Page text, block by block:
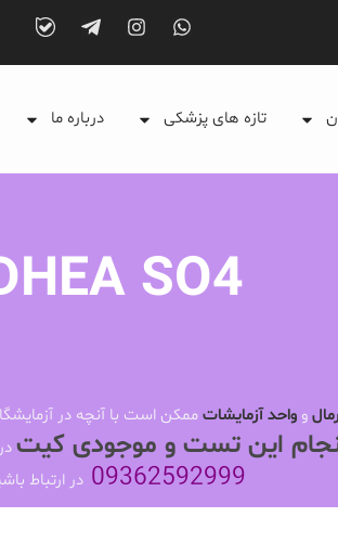
تازه های پزشکی درباره ما
SO4
وواحد آزمایشاتممکن است با آنچه در
این تست و موجودی کیت
09362592999 در ارتباط